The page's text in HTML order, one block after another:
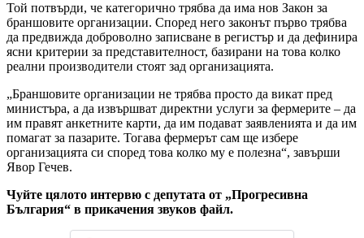
Той потвърди, че категорично трябва да има нов Закон за
браншовите организации. Според него законът първо трябва
да предвижда доброволно записване в регистър и да дефинира
ясни критерии за представителност, базирани на това колко
реални производители стоят зад организацията.
„Браншовите организации не трябва просто да викат пред
министъра, а да извършват директни услуги за фермерите – да
им правят анкетните карти, да им подават заявленията и да им
помагат за пазарите. Тогава фермерът сам ще избере
организацията си според това колко му е полезна“, завърши
Явор Гечев.
Чуйте цялото интервю с депутата от „Прогресивна
България“ в прикачения звуков файл.